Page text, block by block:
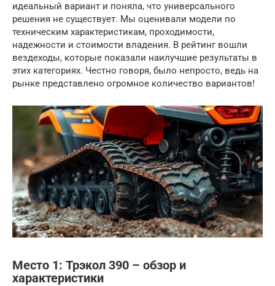
идеальный вариант и поняла, что универсального
решения не существует. Мы оценивали модели по
техническим характеристикам, проходимости,
надежности и стоимости владения. В рейтинг вошли
вездеходы, которые показали наилучшие результаты в
этих категориях. Честно говоря, было непросто, ведь на
рынке представлено огромное количество вариантов!
Место 1: Трэкол 390 – обзор и
характеристики